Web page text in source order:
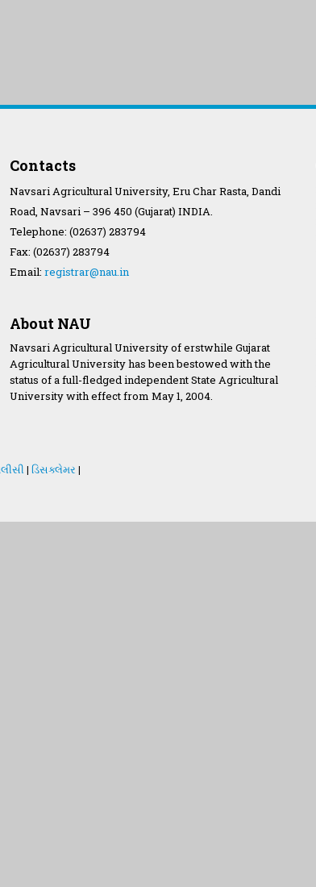
Contacts
Navsari Agricultural University, Eru Char Rasta, Dandi
Road, Navsari – 396 450 (Gujarat) INDIA.
Telephone: (02637) 283794
Fax: (02637) 283794
Email: registrar@nau.in
About NAU
Navsari Agricultural University of erstwhile Gujarat
Agricultural University has been bestowed with the
status of a full-fledged independent State Agricultural
University with effect from May 1, 2004.
| ડિસક્લેમર |